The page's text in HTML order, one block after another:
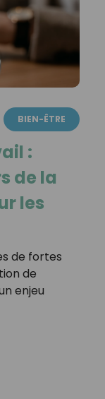
BIEN-ÊTRE
:
de la
les
de fortes
de
enjeu